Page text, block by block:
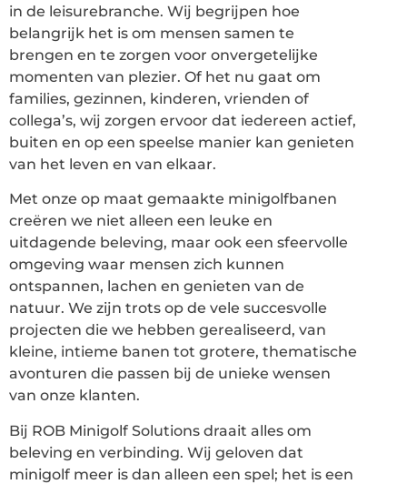
in de leisurebranche. Wij begrijpen hoe
belangrijk het is om mensen samen te
brengen en te zorgen voor onvergetelijke
momenten van plezier. Of het nu gaat om
families, gezinnen, kinderen, vrienden of
collega’s, wij zorgen ervoor dat iedereen actief,
buiten en op een speelse manier kan genieten
van het leven en van elkaar.
Met onze op maat gemaakte minigolfbanen
creëren we niet alleen een leuke en
uitdagende beleving, maar ook een sfeervolle
omgeving waar mensen zich kunnen
ontspannen, lachen en genieten van de
natuur. We zijn trots op de vele succesvolle
projecten die we hebben gerealiseerd, van
kleine, intieme banen tot grotere, thematische
avonturen die passen bij de unieke wensen
van onze klanten.
Bij ROB Minigolf Solutions draait alles om
beleving en verbinding. Wij geloven dat
minigolf meer is dan alleen een spel; het is een